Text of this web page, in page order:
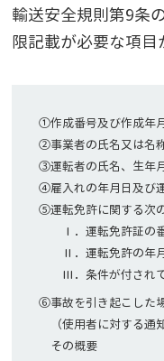
輸送安全規則第9条
限記載が必要な項目
①作成番号及び作成年
②事業者の氏名又は名
③運転者の氏名、生年
④雇入れの年月日及び
⑤運転免許に関する次
Ⅰ．運転免許証の
Ⅱ．運転免許の年
Ⅲ．条件が付され
⑥事故を引き起こした
（使用者に対する
その概要